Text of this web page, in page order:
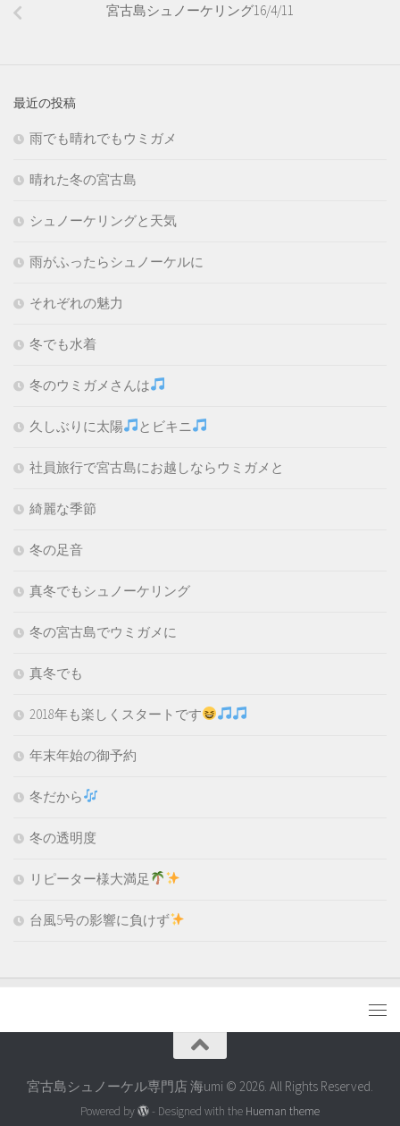
宮古島シュノーケリング16/4/11
最近の投稿
雨でも晴れでもウミガメ
晴れた冬の宮古島
シュノーケリングと天気
雨がふったらシュノーケルに
それぞれの魅力
冬でも水着
冬のウミガメさんは
久しぶりに太陽 とビキニ
社員旅行で宮古島にお越しならウミガメと
綺麗な季節
冬の足音
真冬でもシュノーケリング
冬の宮古島でウミガメに
真冬でも
2018年も楽しくスタートです
年末年始の御予約
冬だから
冬の透明度
リピーター様大満足
台風5号の影響に負けず
宮古島シュノーケル専門店 海umi © 2026. All Rights Reserved.
Powered by - Designed with the Hueman theme